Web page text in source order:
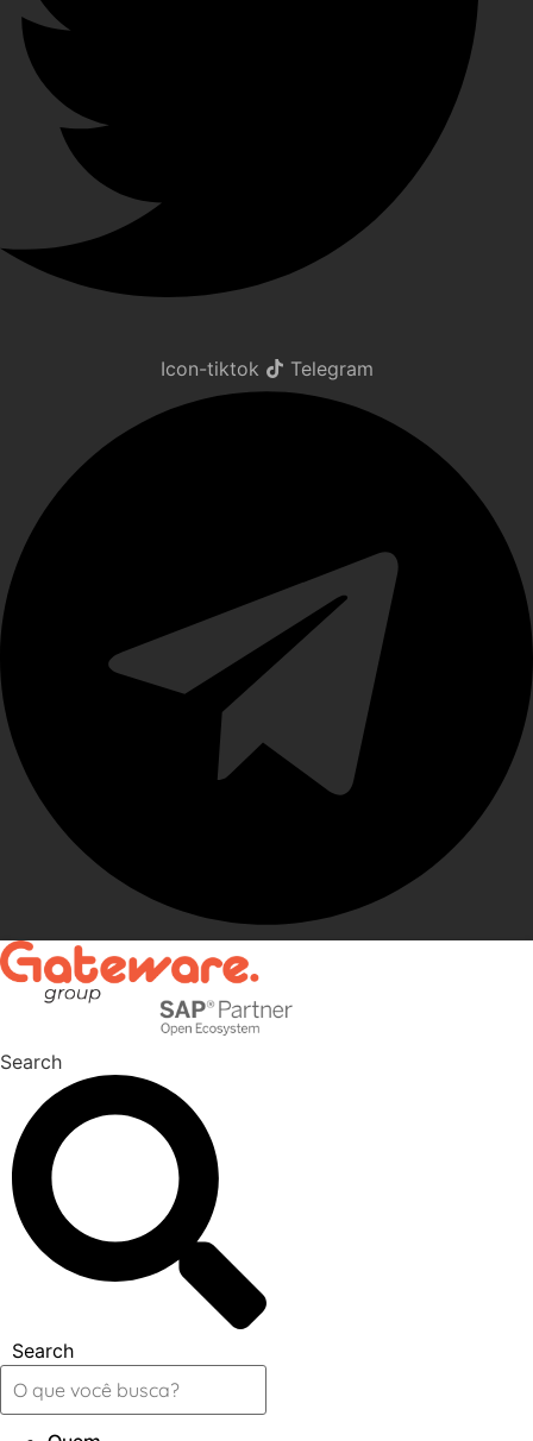
Icon-tiktok Telegram
Search
Search